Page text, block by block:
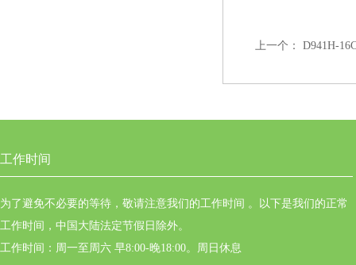
上一个： D941H-
工作时间
为了避免不必要的等待，敬请注意我们的工作时间 。以下是我们的正常
工作时间，中国大陆法定节假日除外。
工作时间：周一至周六 早8:00-晚18:00。周日休息